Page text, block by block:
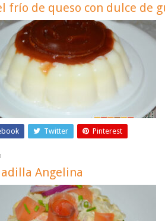
frío de queso con dulce de
Twitter Pinterest
Angelina